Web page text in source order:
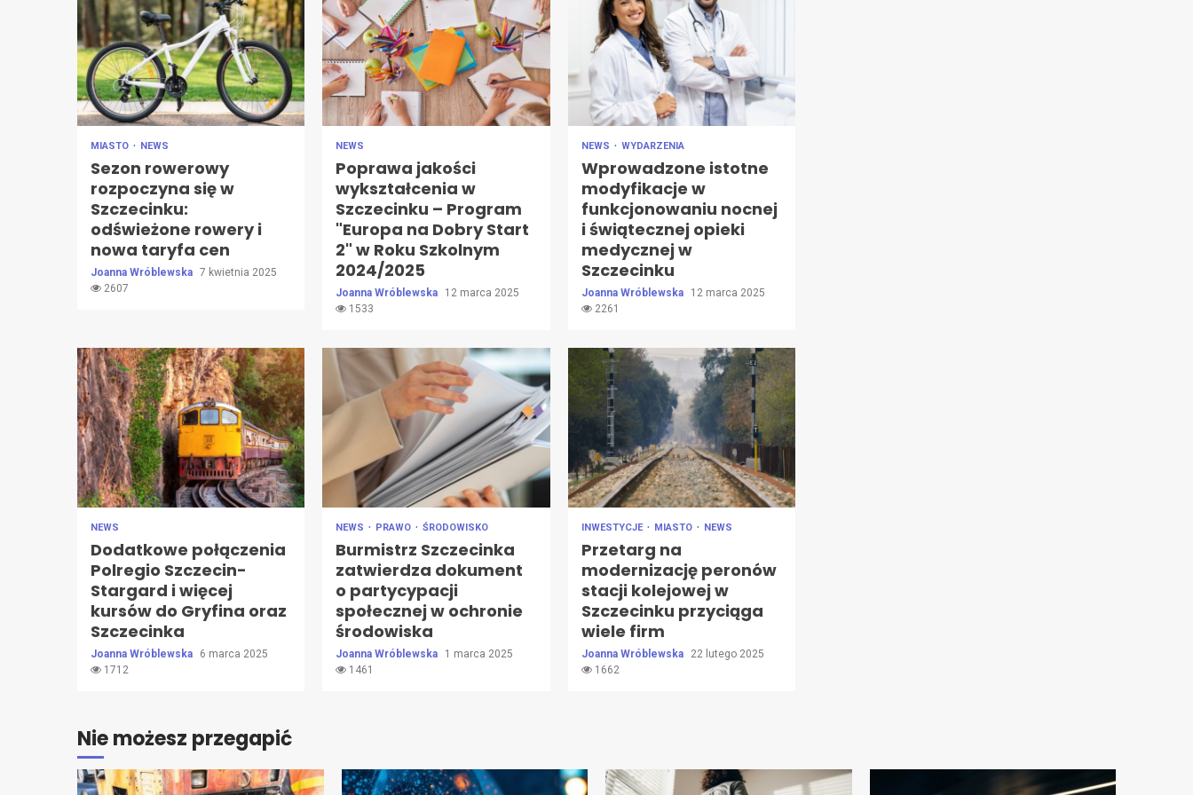
MIASTO NEWS
Sezon rowerowy
rozpoczyna się w
Szczecinku:
odświeżone rowery i
nowa taryfa cen
Joanna Wróblewska 7 kwietnia 2025
2607
NEWS
Poprawa jakości
wykształcenia w
Szczecinku – Program
"Europa na Dobry Start
2" w Roku Szkolnym
2024/2025
Joanna Wróblewska
12 marca 2025
1533
NEWS WYDARZENIA
Wprowadzone istotne
modyfikacje w
funkcjonowaniu nocnej
i świątecznej opieki
medycznej w
Szczecinku
Joanna Wróblewska
12 marca 2025
2261
NEWS
Dodatkowe połączenia
Polregio Szczecin-
Stargard i więcej
kursów do Gryfina oraz
Szczecinka
Joanna Wróblewska
6 marca 2025
1712
NEWS PRAWO ŚRODOWISKO
Burmistrz Szczecinka
zatwierdza dokument
o partycypacji
społecznej w ochronie
środowiska
Joanna Wróblewska
1 marca 2025
1461
INWESTYCJE MIASTO NEWS
Przetarg na
modernizację peronów
stacji kolejowej w
Szczecinku przyciąga
wiele firm
Joanna Wróblewska
22 lutego 2025
1662
Nie możesz przegapić